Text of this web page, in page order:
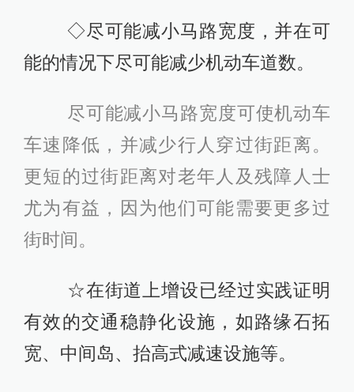
◇尽可能减小马路宽度，并在可
能的情况下尽可能减少机动车道数。
尽可能减小马路宽度可使机动车
车速降低，并减少行人穿过街距离。
更短的过街距离对老年人及残障人士
尤为有益，因为他们可能需要更多过
街时间。
☆在街道上增设已经过实践证明
有效的交通稳静化设施，如路缘石拓
宽、中间岛、抬高式减速设施等。